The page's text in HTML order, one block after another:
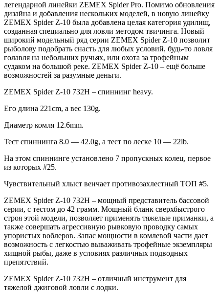
легендарной линейки ZEMEX Spider Pro. Помимо обновления
дизайна и добавления нескольких моделей, в новую линейку
ZEMEX Spider Z-10 была добавлена целая категория удилищ,
созданная специально для ловли методом твичинга. Новый
широкий модельный ряд серии ZEMEX Spider Z-10 позволит
рыболову подобрать снасть для любых условий, будь-то ловля
голавля на небольших ручьях, или охота за трофейным
судаком на большой реке. ZEMEX Spider Z-10 – ещё больше
возможностей за разумные деньги.
ZEMEX Spider Z-10 732H – спиннинг heavy.
Его длина 221cm, а вес 130g.
Диаметр комля 12.6mm.
Тест спиннинга 8.0 — 42.0g, а тест по леске 10 — 22lb.
На этом спиннинге установлено 7 пропускных колец, первое
из которых #25.
Чувствительный хлыст венчает противозахлестный ТОП #5.
ZEMEX Spider Z-10 732H – мощный представитель бассовой
серии, с тестом до 42 грамм. Мощный бланк сверхбыстрого
строя этой модели, позволяет применять тяжелые приманки, а
также совершать агрессивную рывковую проводку самых
упористых воблеров. Запас мощности в комлевой части дает
возможность с легкостью вываживать трофейные экземпляры
хищной рыбы, даже в условиях различных подводных
препятствий.
ZEMEX Spider Z-10 732H – отличный инструмент для
тяжелой джиговой ловли с лодки.